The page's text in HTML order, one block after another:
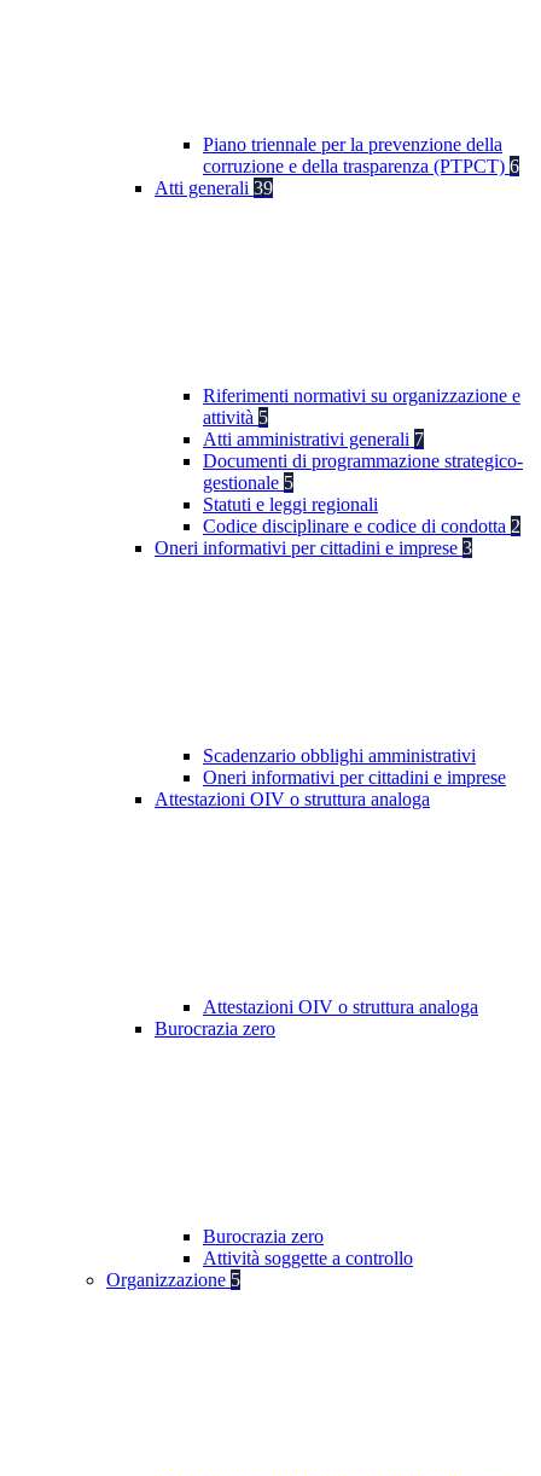
Piano triennale per la prevenzione della
corruzione e della trasparenza (PTPCT) 6
Atti generali 39
Riferimenti normativi su organizzazione e
attività 5
Atti amministrativi generali 7
Documenti di programmazione strategico-
gestionale 5
Statuti e leggi regionali
Codice disciplinare e codice di condotta 2
Oneri informativi per cittadini e imprese 3
Scadenzario obblighi amministrativi
Oneri informativi per cittadini e imprese
Attestazioni OIV o struttura analoga
Attestazioni OIV o struttura analoga
Burocrazia zero
Burocrazia zero
Attività soggette a controllo
Organizzazione 5